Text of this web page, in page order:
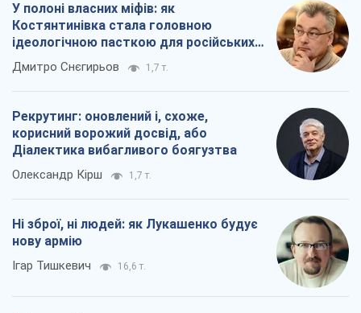
У полоні власних міфів: як
Костянтинівка стала головною
ідеологічною пасткою для російських
окупантів
Дмитро Снєгирьов 1,7 т.
Рекрутинг: оновлений і, схоже,
корисний ворожий досвід, або
Діалектика вибагливого боягузтва
Олександр Кірш 1,7 т.
Ні зброї, ні людей: як Лукашенко будує
нову армію
Ігар Тишкевич 16,6 т.